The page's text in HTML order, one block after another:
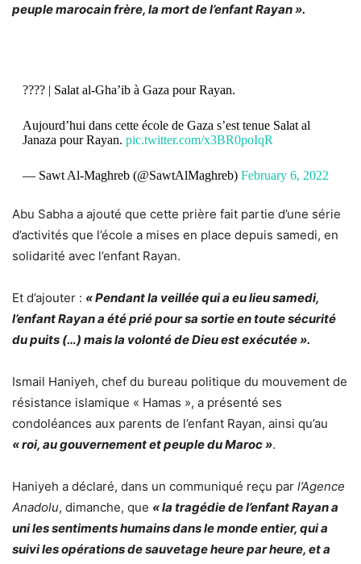
peuple marocain frère, la mort de l’enfant Rayan ».
???? | Salat al-Gha’ib à Gaza pour Rayan.
Aujourd’hui dans cette école de Gaza s’est tenue Salat al
Janaza pour Rayan. pic.twitter.com/x3BR0poIqR
— Sawt Al-Maghreb (@SawtAlMaghreb) February 6, 2022
Abu Sabha a ajouté que cette prière fait partie d’une série
d’activités que l’école a mises en place depuis samedi, en
solidarité avec l’enfant Rayan.
Et d’ajouter : « Pendant la veillée qui a eu lieu samedi,
l’enfant Rayan a été prié pour sa sortie en toute sécurité
du puits (…) mais la volonté de Dieu est exécutée ».
Ismail Haniyeh, chef du bureau politique du mouvement de
résistance islamique « Hamas », a présenté ses
condoléances aux parents de l’enfant Rayan, ainsi qu’au
« roi, au gouvernement et peuple du Maroc ».
Haniyeh a déclaré, dans un communiqué reçu par l’Agence
Anadolu, dimanche, que « la tragédie de l’enfant Rayan a
uni les sentiments humains dans le monde entier, qui a
suivi les opérations de sauvetage heure par heure, et a